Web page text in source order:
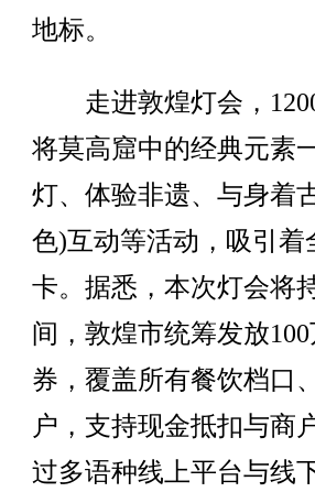
地标。
走进敦煌灯会，
将莫高窟中的经典元素
灯、体验非遗、与身着
色)互动等活动，吸引
卡。据悉，本次灯会将
间，敦煌市统筹发放
券，覆盖所有餐饮档口
户，支持现金抵扣与商
过多语种线上平台与线